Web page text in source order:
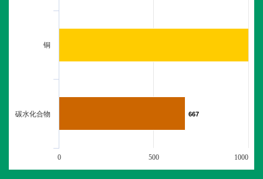
667
667
铜
碳水化合物
0 500 1000